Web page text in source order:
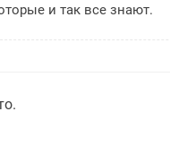
и так все знают.